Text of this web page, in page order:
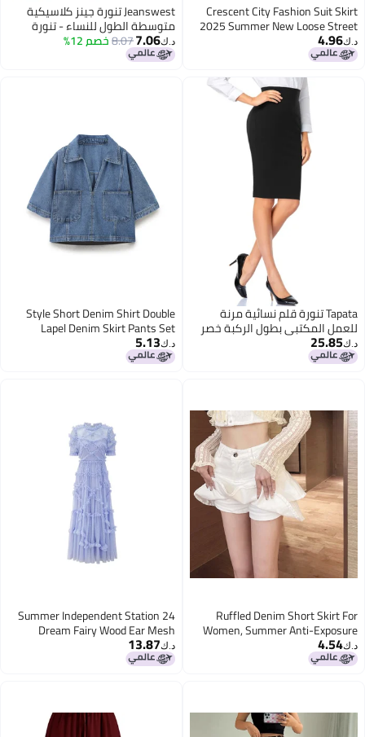
Crescent City Fashion Suit Skirt
2025 Summer New Loose Street
Denim Jacket Hip-Covering Short
Skirt Two-Piece Set
د.ك‏4.96
Jeanswest تنورة جينز كلاسيكية
متوسطة الطول للنساء - تنورة
عالية الخصر عصرية متعددة
الاستخدامات بتصميم شق جانبي
د.ك‏7.06
8.07خصم 12%
Tapata تنورة قلم نسائية مرنة
للعمل المكتبي بطول الركبة خصر
عالي ميدي بونتي للجسم المناسب
للأعمال غير الرسمية، بطول الركبة،
د.ك‏25.85
Style Short Denim Shirt Double
Lapel Denim Skirt Pants Set
د.ك‏5.13
Ruffled Denim Short Skirt For
Women, Summer Anti-Exposure
Cake Skirt, White Half Skirt, Plus-
Size Skirt, Tutu Skirt
د.ك‏4.54
24 Summer Independent Station
Dream Fairy Wood Ear Mesh
Elegant Dress
د.ك‏13.87